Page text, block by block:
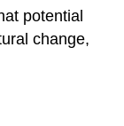
potential
change,